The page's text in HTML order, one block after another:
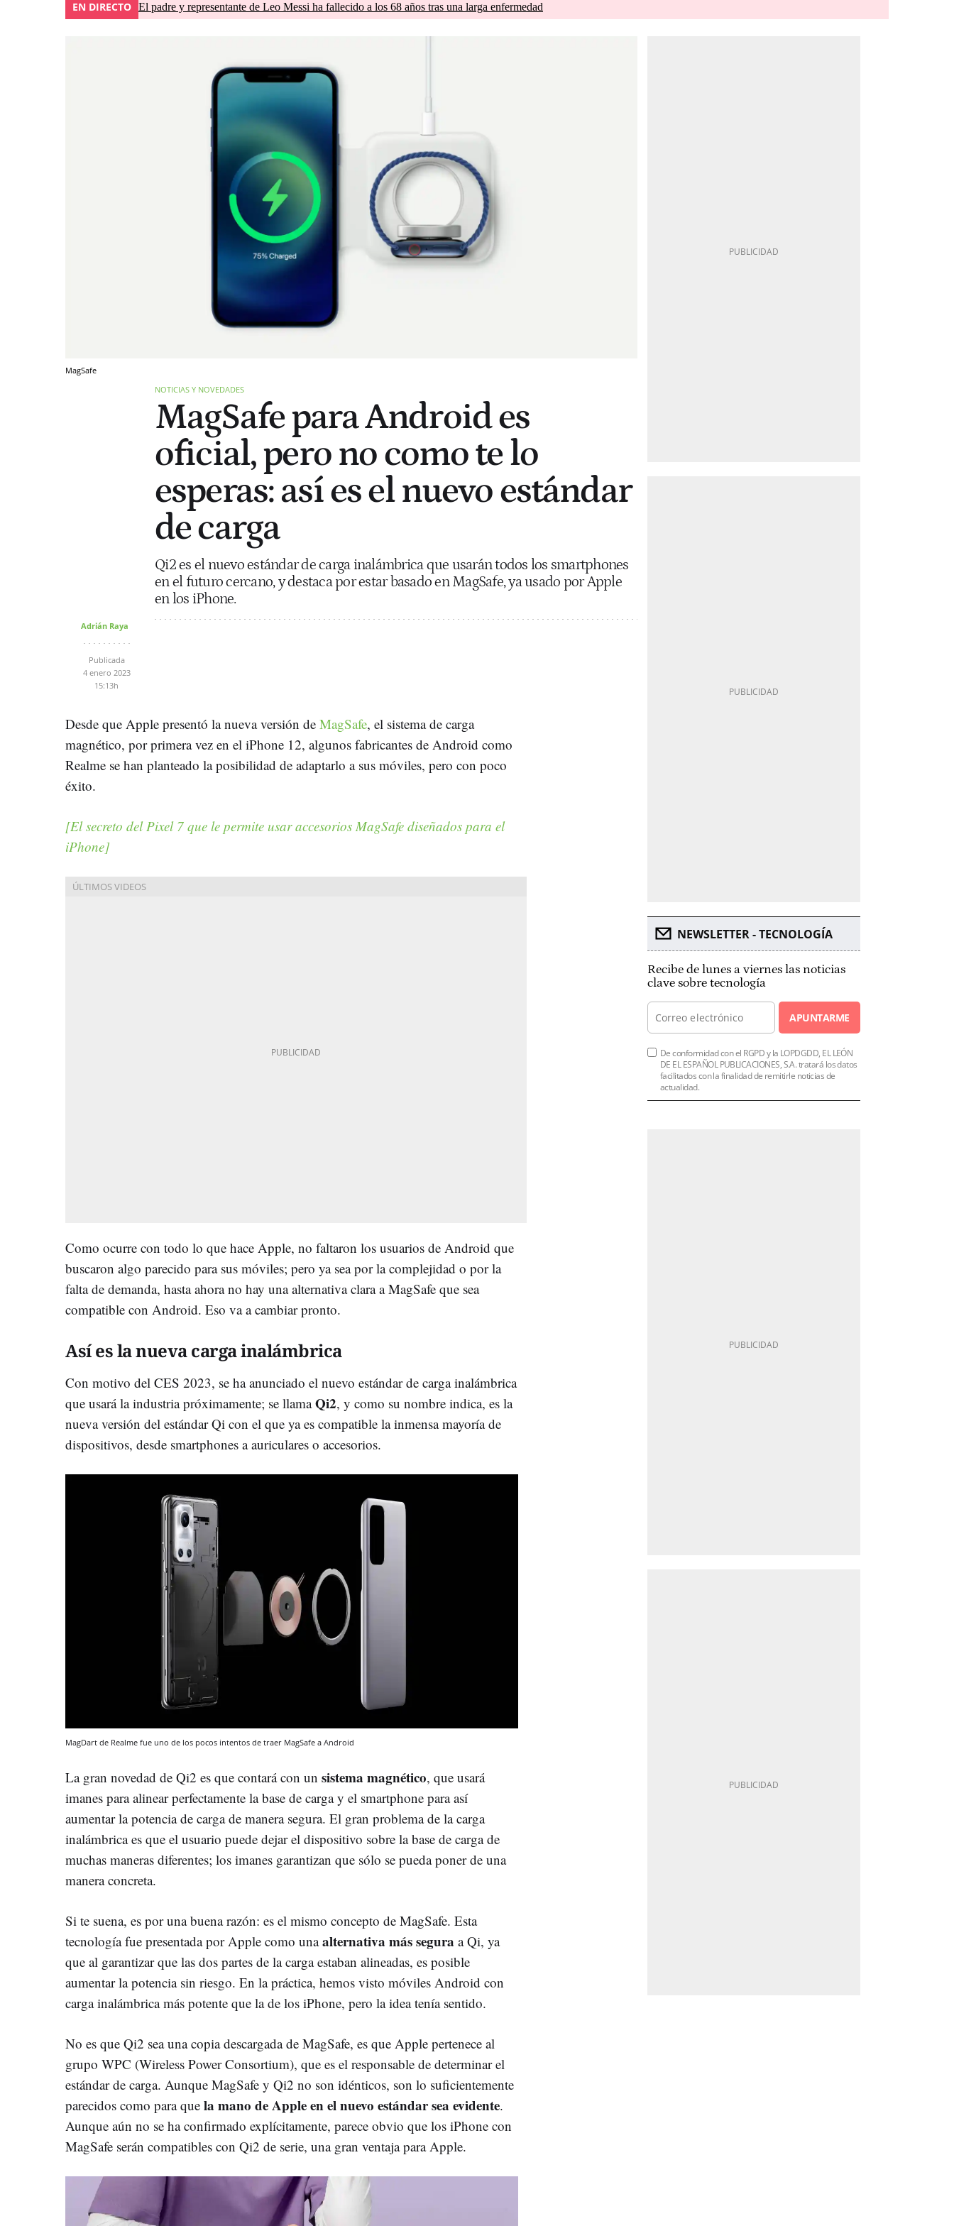
EN DIRECTO El padre y representante de Leo Messi ha fallecido a los 68 años tras una larga enfermedad
MagSafe
NOTICIAS Y NOVEDADES
MagSafe para Android es
oficial, pero no como te lo
esperas: así es el nuevo estándar
de carga
Qi2 es el nuevo estándar de carga inalámbrica que usarán todos los smartphones
en el futuro cercano, y destaca por estar basado en MagSafe, ya usado por Apple
en los iPhone.
Adrián Raya
Publicada
4 enero 2023
15:13h
Desde que Apple presentó la nueva versión de MagSafe, el sistema de carga
magnético, por primera vez en el iPhone 12, algunos fabricantes de Android como
Realme se han planteado la posibilidad de adaptarlo a sus móviles, pero con poco
éxito.
[El secreto del Pixel 7 que le permite usar accesorios MagSafe diseñados para el
iPhone]
Como ocurre con todo lo que hace Apple, no faltaron los usuarios de Android que
buscaron algo parecido para sus móviles; pero ya sea por la complejidad o por la
falta de demanda, hasta ahora no hay una alternativa clara a MagSafe que sea
compatible con Android. Eso va a cambiar pronto.
Así es la nueva carga inalámbrica
Con motivo del CES 2023, se ha anunciado el nuevo estándar de carga inalámbrica
que usará la industria próximamente; se llamaQi2, y como su nombre indica, es la
nueva versión del estándar Qi con el que ya es compatible la inmensa mayoría de
dispositivos, desde smartphones a auriculares o accesorios.
MagDart de Realme fue uno de los pocos intentos de traer MagSafe a Android
La gran novedad de Qi2 es que contará con un sistema magnético, que usará
imanes para alinear perfectamente la base de carga y el smartphone para así
aumentar la potencia de carga de manera segura. El gran problema de la carga
inalámbrica es que el usuario puede dejar el dispositivo sobre la base de carga de
muchas maneras diferentes; los imanes garantizan que sólo se pueda poner de una
manera concreta.
Si te suena, es por una buena razón: es el mismo concepto de MagSafe. Esta
tecnología fue presentada por Apple como unaalternativa más segura a Qi, ya
que al garantizar que las dos partes de la carga estaban alineadas, es posible
aumentar la potencia sin riesgo. En la práctica, hemos visto móviles Android con
carga inalámbrica más potente que la de los iPhone, pero la idea tenía sentido.
No es que Qi2 sea una copia descargada de MagSafe, es que Apple pertenece al
grupo WPC (Wireless Power Consortium), que es el responsable de determinar el
estándar de carga. Aunque MagSafe y Qi2 no son idénticos, son lo suficientemente
parecidos como para que la mano de Apple en el nuevo estándar sea evidente.
Aunque aún no se ha confirmado explícitamente, parece obvio que los iPhone con
MagSafe serán compatibles con Qi2 de serie, una gran ventaja para Apple.
NEWSLETTER - TECNOLOGÍA
Recibe de lunes a viernes las noticias
clave sobre tecnología
APUNTARME
De conformidad con el RGPD y la LOPDGDD, EL LEÓN
DE EL ESPAÑOL PUBLICACIONES, S.A. tratará los datos
facilitados con la finalidad de remitirle noticias de
actualidad.